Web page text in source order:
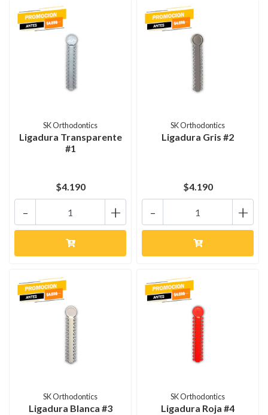
SK Orthodontics
Ligadura Transparente
#1
$4.190
+
-
SK Orthodontics
Ligadura Gris #2
$4.190
+
-
SK Orthodontics
Ligadura Blanca #3
SK Orthodontics
Ligadura Roja #4